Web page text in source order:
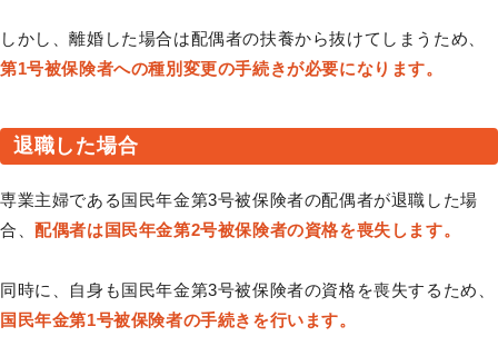
しかし、離婚した場合は配偶者の扶養から抜けてしまうため、
第1号被保険者への種別変更の手続きが必要になります。
退職した場合
専業主婦である国民年金第3号被保険者の配偶者が退職した場
合、配偶者は国民年金第2号被保険者の資格を喪失します。
同時に、自身も国民年金第3号被保険者の資格を喪失するため、
国民年金第1号被保険者の手続きを行います。